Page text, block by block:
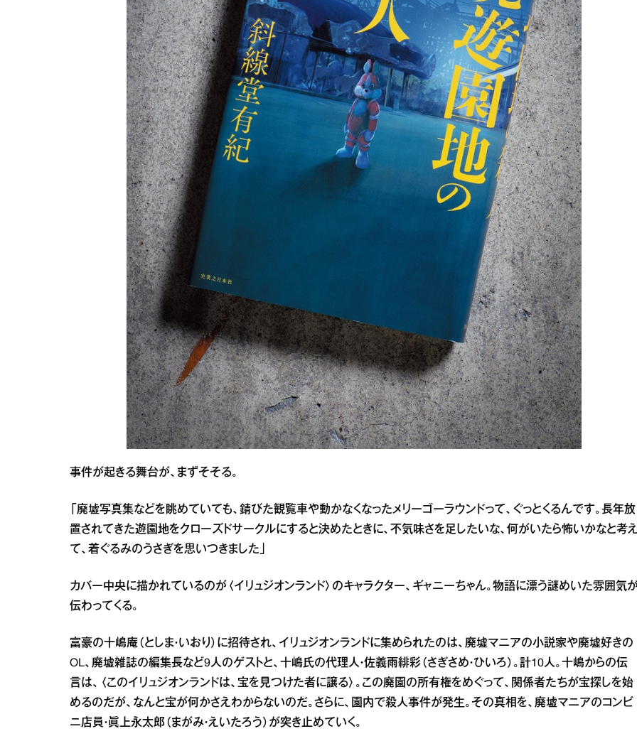
事件が起きる舞台が、まずそそる。
「廃墟写真集などを眺めていても、錆びた観覧車や動かなくなったメリーゴーラウンドって、ぐっとくるんです。長年放
置されてきた遊園地をクローズドサークルにすると決めたときに、不気味さを足したいな、何がいたら怖いかなと考
て、着ぐるみのうさぎを思いつきました」
カバー中央に描かれているのが〈イリュジオンランド〉のキャラクター、ギャニーちゃん。物語に漂う謎めいた雰囲気
伝わってくる。
富豪の十嶋庵（としま・いおり）に招待され、イリュジオンランドに集められたのは、廃墟マニアの小説家や廃墟好きの
OL、廃墟雑誌の編集長など9人のゲストと、十嶋氏の代理人・佐義雨緋彩（さぎさめ・ひいろ）。計10人。十嶋からの伝
言は、〈このイリュジオンランドは、宝を見つけた者に譲る〉。この廃園の所有権をめぐって、関係者たちが宝探しを始
めるのだが、なんと宝が何かさえわからないのだ。さらに、園内で殺人事件が発生。その真相を、廃墟マニアのコンビ
ニ店員・眞上永太郎（まがみ・えいたろう）が突き止めていく。